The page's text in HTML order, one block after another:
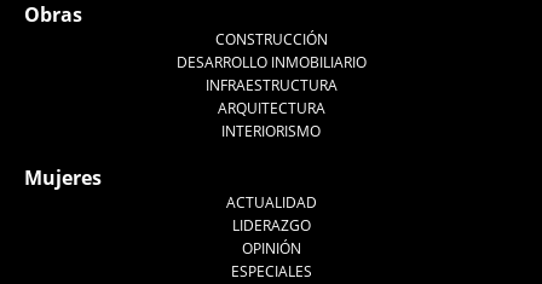
Obras
CONSTRUCCIÓN
DESARROLLO INMOBILIARIO
INFRAESTRUCTURA
ARQUITECTURA
INTERIORISMO
Mujeres
ACTUALIDAD
LIDERAZGO
OPINIÓN
ESPECIALES